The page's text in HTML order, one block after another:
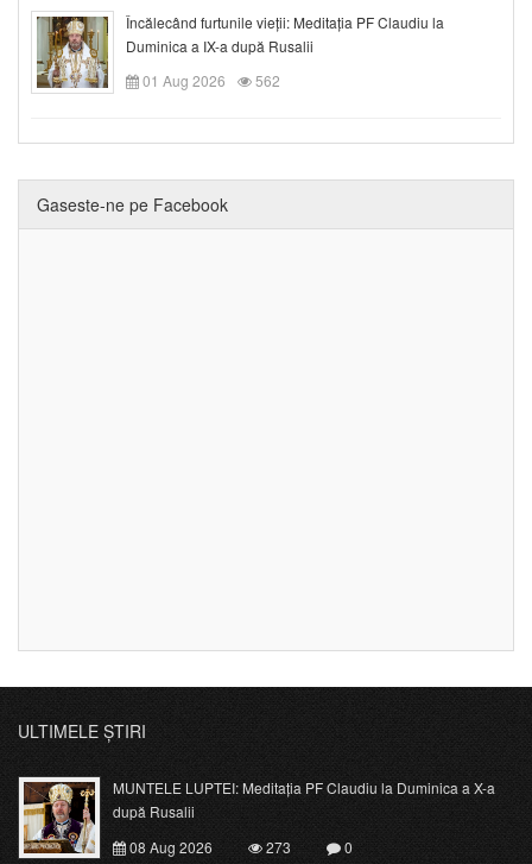
Încălecând furtunile vieții: Meditația PF Claudiu la
Duminica a IX-a după Rusalii
01 Aug 2026
562
Gaseste-ne pe Facebook
ULTIMELE ȘTIRI
MUNTELE LUPTEI: Meditația PF Claudiu la Duminica a X-a
după Rusalii
08 Aug 2026
273
0